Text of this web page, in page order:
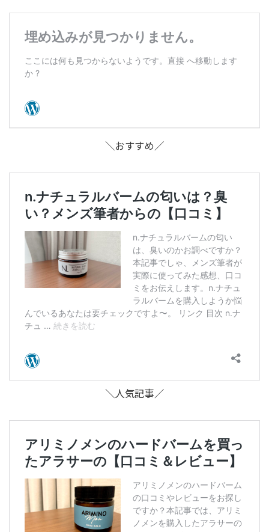
＼おすすめ／
＼人気記事／